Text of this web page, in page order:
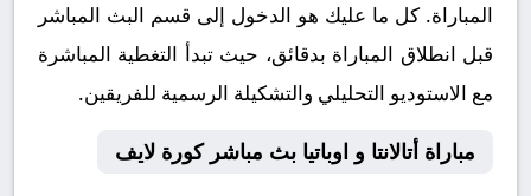
المباراة. كل ما عليك هو الدخول إلى قسم البث المباشر
قبل انطلاق المباراة بدقائق، حيث تبدأ التغطية المباشرة
مع الاستوديو التحليلي والتشكيلة الرسمية للفريقين.
مباراة أتالانتا و اوباتيا بث مباشر كورة لايف